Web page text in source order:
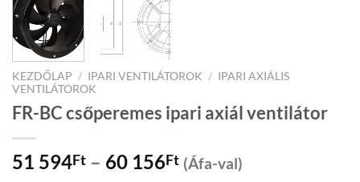
KEZDŐLAP / IPARI VENTILÁTOROK / IPARI AXIÁLIS
VENTILÁTOROK
FR-BC csőperemes ipari axiál ventilátor
51 594Ft – 60 156FtPrice
(Áfa-val)